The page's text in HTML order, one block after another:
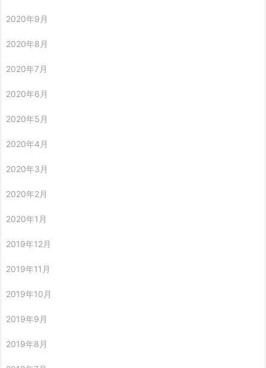
2020年9月
2020年8月
2020年7月
2020年6月
2020年5月
2020年4月
2020年3月
2020年2月
2020年1月
2019年12月
2019年11月
2019年10月
2019年9月
2019年8月